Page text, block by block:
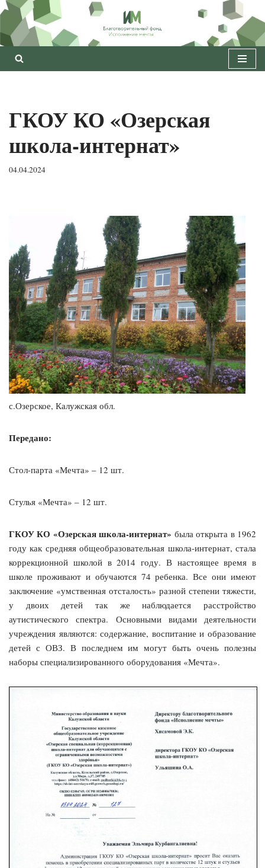
Перейти
к
содержимому
ГКОУ КО «Озерская
школа-интернат»
04.04.2024
с.Озерское, Калужская обл.
Передано:
Стол-парта «Мечта» – 12 шт.
Стулья «Мечта» – 12 шт.
ГКОУ КО «Озерская школа-интернат» была открыта в 1962
году как средняя общеобразовательная школа-интернат, стала
коррекционной школой в 2014 году. В настоящее время в
школе проживают и обучаются 74 ребенка. Все они имеют
заключение «умственная отсталость» разной степени тяжести,
у двоих детей так же наблюдается расстройство
аутистического спектра. Основными видами деятельности
учреждения являются: содержание, воспитание и образование
детей с ОВЗ. В последнем им могут быть очень полезны
наборы специализированного оборудования «Мечта».